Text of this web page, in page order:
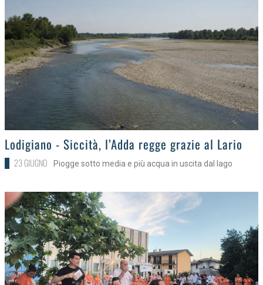
>Lodigiano - Siccità, l’Adda regge grazie al Lario
23 GIUGNO Piogge sotto media e più acqua in uscita dal lago